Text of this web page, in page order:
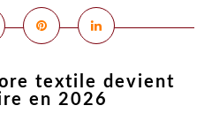
textile devient
en 2026